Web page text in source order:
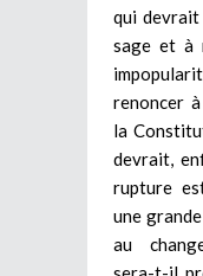
qui devrait
sage et à
renoncer
la
devrait,
rupture
une
au